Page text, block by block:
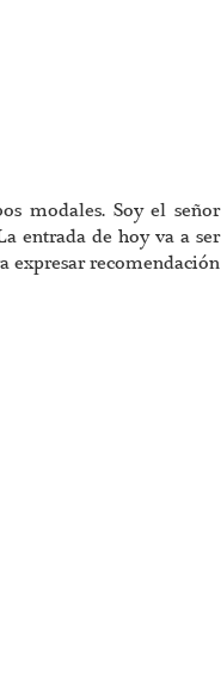
modales. Soy el señor
entrada de hoy va a ser
expresar recomendación